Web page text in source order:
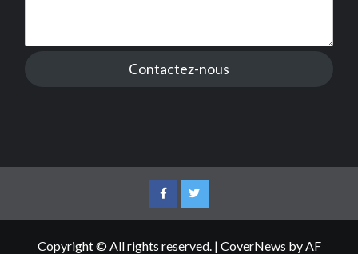
Contactez-nous
FacebookTwitter
Copyright © All rights reserved. | CoverNews by AF